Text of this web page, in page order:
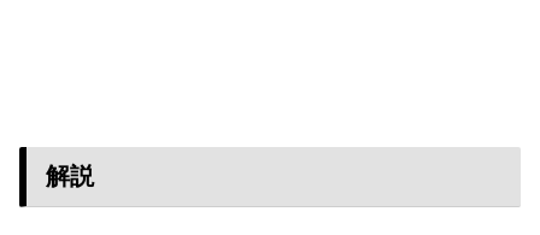
解説